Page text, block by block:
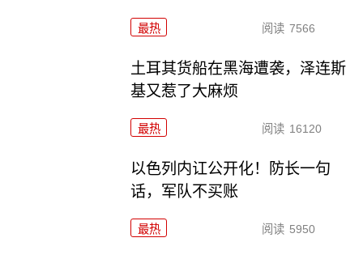
最热 阅读 7566
土耳其货船在黑海遭袭，泽连斯
基又惹了大麻烦
最热 阅读 16120
以色列内讧公开化！防长一句
话，军队不买账
最热 阅读 5950